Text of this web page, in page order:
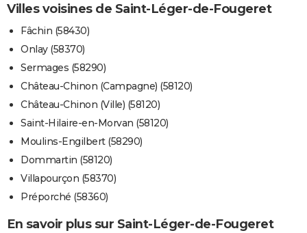
Villes voisines de Saint-Léger-de-Fougeret
Fâchin (58430)
Onlay (58370)
Sermages (58290)
Château-Chinon (Campagne) (58120)
Château-Chinon (Ville) (58120)
Saint-Hilaire-en-Morvan (58120)
Moulins-Engilbert (58290)
Dommartin (58120)
Villapourçon (58370)
Préporché (58360)
En savoir plus sur Saint-Léger-de-Fougeret